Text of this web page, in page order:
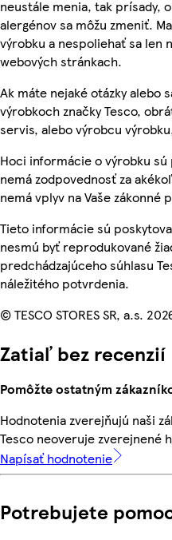
neustále menia, tak prísady,
alergénov sa môžu zmeniť.
výrobku a nespoliehať sa len
webových stránkach.
Ak máte nejaké otázky alebo
výrobkoch značky Tesco,
servis, alebo výrobcu
Hoci informácie o výrobku
nemá zodpovednosť za
nemá vplyv na Vaše zákonné
Tieto informácie sú
nesmú byť reprodukované
predchádzajúceho súhlasu
náležitého potvrdenia.
© TESCO STORES SR, a.s.
Zatiaľ bez recenzií
Pomôžte ostatným
Hodnotenia zverejňujú naši
Tesco neoveruje zverejnené
Napísať hodnotenie
Potrebujete